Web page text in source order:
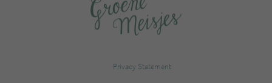
Privacy Statement